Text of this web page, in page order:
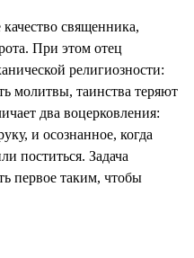
священника,
При этом отец
религиозности:
молитвы, таинства теряют
два воцерковления:
и осознанное, когда
поститься. Задача
первое таким, чтобы